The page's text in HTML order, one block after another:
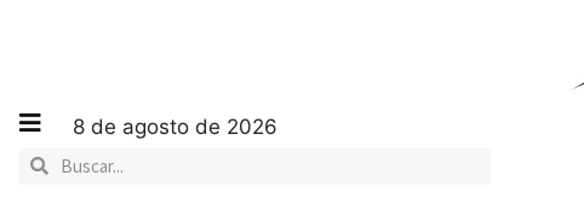
8 de agosto de 2026